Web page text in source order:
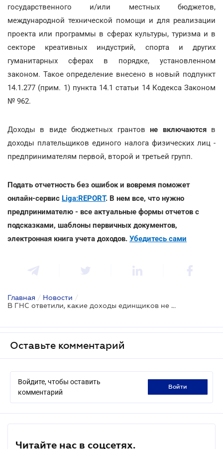
государственного и/или местных бюджетов,
международной технической помощи и для реализации
проекта или программы в сферах культуры, туризма и в
секторе креативных индустрий, спорта и других
гуманитарных сферах в порядке, установленном
законом. Такое определение внесено в новый подпункт
14.1.277 (прим. 1) пункта 14.1 статьи 14 Кодекса Законом
№ 962.
Доходы в виде бюджетных грантов не включаютсяв
доходы плательщиков единого налога физических лиц -
предпринимателям первой, второй и третьей групп.
Подать отчетность без ошибок и вовремя поможет
онлайн-сервис Liga:REPORT. В нем все, что нужно
предпринимателю - все актуальные формы отчетов с
подсказками, шаблоны первичных документов,
электронная книга учета доходов. Убедитесь сами
Главная / Новости /
В ГНС ответили, какие доходы единщиков не облагаются налогом согласно Закону № 962
Оставьте комментарий
Войдите, чтобы оставить
комментарий
войти
Читайте нас в соцсетях.